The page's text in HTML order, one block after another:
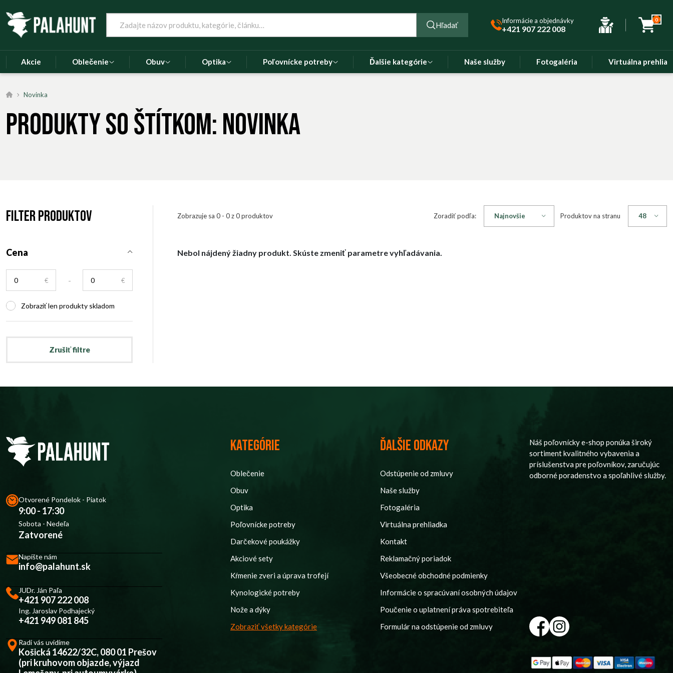
Hľadať Informácie a objednávky
+421 907 222 008
0
Akcie Oblečenie Obuv Optika Poľovnícke potreby Ďalšie kategórie Naše služby Fotogaléria Virtuálna
Novinka
Produkty so štítkom: Novinka
Filter produktov
Cena
€ - €
Zobraziť len produkty skladom
Zrušiť filtre
Zobrazuje sa 0 - 0 z 0 produktov Zoradiť podľa: Produktov na stranu
Nebol nájdený žiadny produkt. Skúste zmeniť parametre vyhľadávania.
Otvorené Pondelok - Piatok
9:00 - 17:30
Sobota - Nedeľa
Zatvorené
Napíšte nám
info@palahunt.sk
JUDr. Ján Paľa
+421 907 222 008
Ing. Jaroslav Podhajecký
+421 949 081 845
Radi vás uvidíme
Košická 14622/32C, 080 01 Prešov
(pri kruhovom objazde, výjazd
Kategórie
Oblečenie
Obuv
Optika
Poľovnícke potreby
Darčekové poukážky
Akciové sety
Kŕmenie zveri a úprava trofejí
Kynologické potreby
Nože a dýky
Zobraziť všetky kategórie
Ďalšie odkazy
Odstúpenie od zmluvy
Naše služby
Fotogaléria
Virtuálna prehliadka
Kontakt
Reklamačný poriadok
Všeobecné obchodné podmienky
Informácie o spracúvaní osobných údajov
Poučenie o uplatnení práva spotrebiteľa
Formulár na odstúpenie od zmluvy
Náš poľovnícky e-shop ponúka široký
sortiment kvalitného vybavenia a
príslušenstva pre poľovníkov, zaručujúc
odborné poradenstvo a spoľahlivé služby.